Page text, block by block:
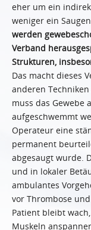
eher um ein
weniger ein
werden
Verband
Strukturen,
Das macht dieses
anderen
muss das Gewebe
aufgeschwemmt
Operateur eine
permanent
abgesaugt wurde.
und in lokaler
ambulantes
vor Thrombose
Patient bleibt
Muskeln